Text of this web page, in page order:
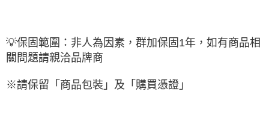
💡保固範圍：非人為因素，群加保固1年，如有商品相
關問題請親洽品牌商
※請保留「商品包裝」及「購買憑證」